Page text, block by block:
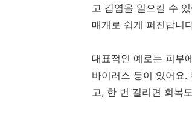
고 감염을 일으킬 수
매개로 쉽게 퍼진답니
대표적인 예로는 피부
바이러스 등이 있어요
고, 한 번 걸리면 회복